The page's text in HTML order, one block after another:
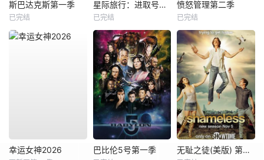
斯巴达克斯第一季
已完结
星际旅行：进取号第三季
已完结
愤怒管理第二季
已完结
幸运女神2026 巴比伦5号第一季 无耻之徒(美版) 第八季